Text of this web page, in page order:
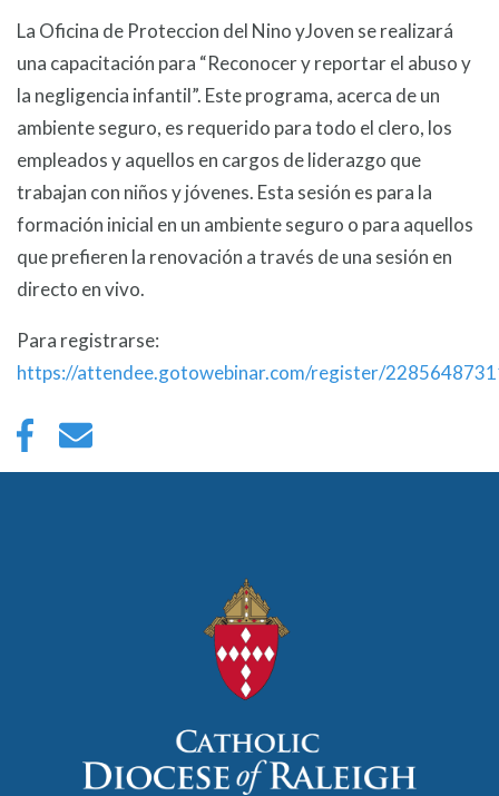
La Oficina de Proteccion del Nino yJoven se realizará
una capacitación para “Reconocer y reportar el abuso y
la negligencia infantil”. Este programa, acerca de un
ambiente seguro, es requerido para todo el clero, los
empleados y aquellos en cargos de liderazgo que
trabajan con niños y jóvenes. Esta sesión es para la
formación inicial en un ambiente seguro o para aquellos
que prefieren la renovación a través de una sesión en
directo en vivo.
Para registrarse:
https://attendee.gotowebinar.com/register/